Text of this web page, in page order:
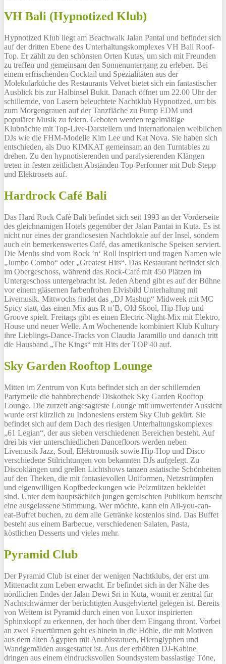
VH Bali (Hypnotized Klub)
Hypnotized Klub liegt am Beachwalk Jalan Pantai und befindet sich
auf der dritten Ebene des Unterhaltungskomplexes VH Bali Roof-
Top. Er zählt zu den schönsten Orten Kutas, um sich mit Freunden
zu treffen und gemeinsam den Sonnenuntergang zu erleben. Bei
einem erfrischenden Cocktail und Spezialitäten aus der
Molekularküche des Restaurants Velvet bietet sich ein fantastischer
Ausblick bis zur Halbinsel Bukit. Danach öffnet um 22.00 Uhr der
schillernde, von Lasern beleuchtete Nachtklub Hypnotized, um bis
zum Morgengrauen auf der Tanzfläche zu Pump EDM und
populärer Musik zu feiern. Geboten werden regelmäßige
Klubnächte mit Top-Live-Darstellern und internationalen weiblichen
DJs wie die FHM-Modelle Kim Lee und Kat Nova. Sie haben sich
entschieden, als Duo KIMKAT gemeinsam an den Turntables zu
drehen. Zu den hypnotisierenden und paralysierenden Klängen
treten in festen zeitlichen Abständen Top-Performer mit Dub Stepp
und Elektrosets auf.
Hardrock Café Bali
Das Hard Rock Cafè Bali befindet sich seit 1993 an der Vorderseite
des gleichnamigen Hotels gegenüber der Jalan Pantai in Kuta. Es ist
nicht nur eines der grandiosesten Nachtlokale auf der Insel, sondern
auch ein bemerkenswertes Café, das amerikanische Speisen serviert.
Die Menüs sind vom Rock ’n‘ Roll inspiriert und tragen Namen wie
„Jumbo Combo“ oder „Greatest Hits“. Das Restaurant befindet sich
im Obergeschoss, während das Rock-Café mit 450 Plätzen im
Untergeschoss untergebracht ist. Jeden Abend gibt es auf der Bühne
vor einem gläsernen farbenfrohen Elvisbild Unterhaltung mit
Livemusik. Mittwochs findet das „DJ Mashup“ Midweek mit MC
Spicy statt, das einen Mix aus R n’B, Old Skool, Hip-Hop und
Groove spielt. Freitags gibt es einen Electric-Night-Mix mit Elektro,
House und neuer Welle. Am Wochenende kombiniert Klub Kultury
ihre Lieblings-Dance-Tracks von Claudia Jaramillo und danach tritt
die Hausband „The Kings“ mit Hits der TOP 40 auf.
Sky Garden Rooftop Lounge
Mitten im Zentrum von Kuta befindet sich an der schillernden
Partymeile die bahnbrechende Diskothek Sky Garden Rooftop
Lounge. Die zurzeit angesagteste Lounge mit umwerfender Aussicht
wurde erst kürzlich zu Indonesiens erstem Sky Club gekürt. Sie
befindet sich auf dem Dach des riesigen Unterhaltungskomplexes
„61 Legian“, der aus sieben verschiedenen Bereichen besteht. Auf
drei bis vier unterschiedlichen Dancefloors werden neben
Livemusik Jazz, Soul, Elektromusik sowie Hip-Hop und Disco
verschiedene Stilrichtungen von bekannten DJs aufgelegt. Zu
Discoklängen und grellen Lichtshows tanzen asiatische Schönheiten
auf den Theken, die mit fantasievollen Uniformen, Netzstrümpfen
und eigenwilligen Kopfbedeckungen wie Pelzmützen bekleidet
sind. Unter dem hauptsächlich jungen gemischten Publikum herrscht
eine ausgelassene Stimmung. Wer möchte, kann ein All-you-can-
eat-Buffet buchen, zu dem alle Getränke kostenlos sind. Das Buffet
besteht aus einem Barbecue, verschiedenen Salaten, Pasta,
köstlichen Desserts und vieles mehr.
Pyramid Club
Der Pyramid Club ist einer der wenigen Nachtklubs, der erst um
Mittenacht zum Leben erwacht. Er befindet sich in der Nähe des
nördlichen Endes der Jalan Dewi Sri in Kuta, womit er zentral für
Nachtschwärmer der berüchtigten Ausgehviertel gelegen ist. Bereits
von Weitem ist Pyramid durch einen von Luxor inspirierten
Sphinxkopf zu erkennen, der hoch über dem Eingang thront. Vorbei
an zwei Feuertürmen geht es hinein in die Höhle, die mit Motiven
aus dem alten Ägypten mit Anubisstatuen, Hieroglyphen und
Wandgemälden ausgestattet ist. Aus der erhöhten DJ-Kabine
dringen aus einem eindrucksvollen Soundsystem basslastige Töne,